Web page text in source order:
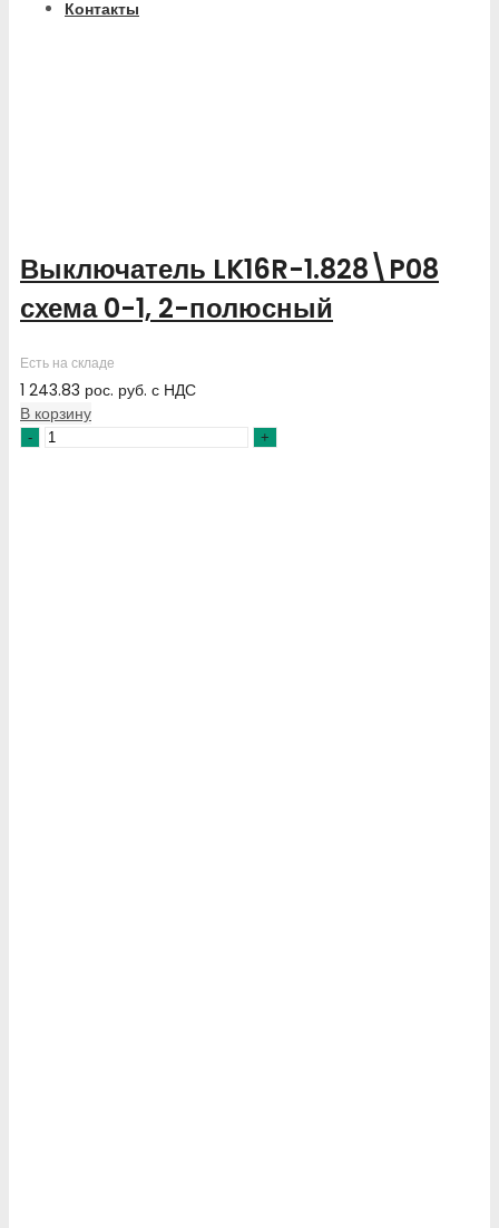
Контакты
Выключатель LK16R-1.828\P08
схема 0-1, 2-полюсный
Есть на складе
1 243.83 рос. руб. с НДС
В корзину
Количество